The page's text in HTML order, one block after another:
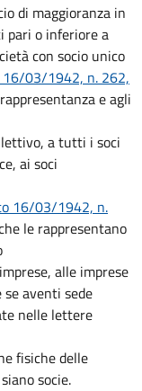
di maggioranza in
pari o inferiore a
con socio unico
16/03/1942, n. 262,
e agli
a tutti i soci
ai soci
16/03/1942, n.
le rappresentano
alle imprese
aventi sede
nelle lettere
fisiche delle
socie.